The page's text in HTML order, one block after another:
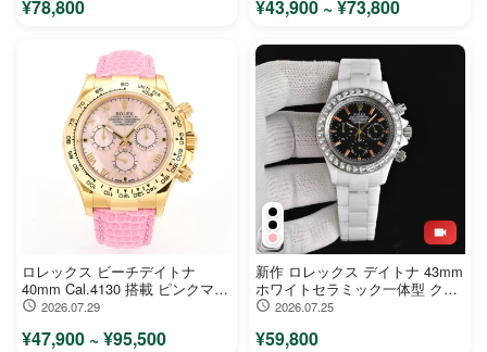
¥78,800 ¥43,900 ~ ¥73,800
ロレックス ビーチデイトナ
40mm Cal.4130 搭載 ピンクマザ
ーオブパール文字盤116519in
2026.07.29
¥47,900 ~ ¥95,500
新作 ロレックス デイトナ 43mm
ホワイトセラミック一体型 クロ
ノクォーツ腕時計116500LNZ
2026.07.25
¥59,800